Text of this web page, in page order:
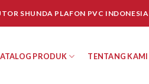
SHUNDA PLAFON PVC INDONESIA
PRODUK TENTANG KAMI